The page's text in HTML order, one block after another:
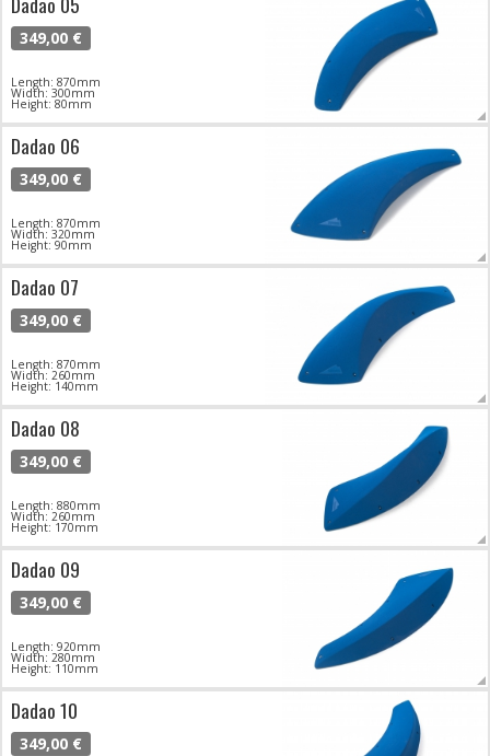
349,00 €
Length: 870mm
Width: 300mm
Height: 80mm
Dadao 06
349,00 €
Length: 870mm
Width: 320mm
Height: 90mm
Dadao 07
349,00 €
Length: 870mm
Width: 260mm
Height: 140mm
Dadao 08
349,00 €
Length: 880mm
Width: 260mm
Height: 170mm
Dadao 09
349,00 €
Length: 920mm
Width: 280mm
Height: 110mm
Dadao 10
349,00 €